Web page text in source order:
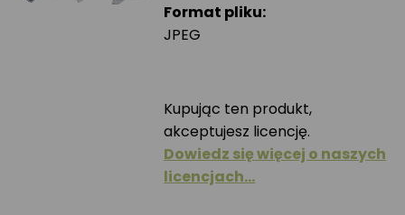
Format pliku:
JPEG
Kupując ten produkt,
akceptujesz licencję.
Dowiedz się więcej o naszych
licencjach…